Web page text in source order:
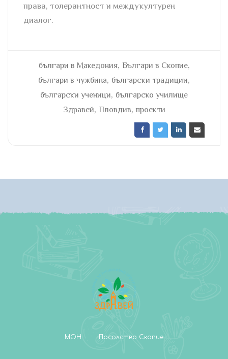
права, толерантност и междукултурен
диалог.
българи в Македония, Българи в Скопие,
българи в чужбина, български традиции,
български ученици, българско училище
Здравей, Пловдив, проекти
МОН Посолство Скопие